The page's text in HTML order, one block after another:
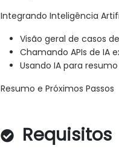
Integrando Inteligência
Visão geral de casos
Chamando APIs de IA
Usando IA para
Resumo e Próximos Passos
Requisitos